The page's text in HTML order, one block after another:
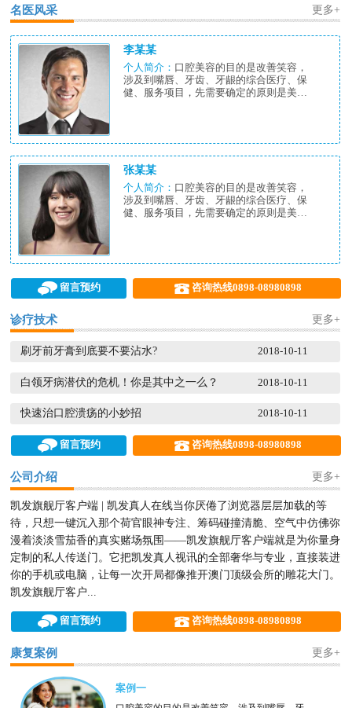
名医风采 更多+
李某某
个人简介： 口腔美容的目的是改善笑容，
涉及到嘴唇、牙齿、牙龈的综合医疗、保
健、服务项目，先需要确定的原则是美应
张某某
个人简介： 口腔美容的目的是改善笑容，
涉及到嘴唇、牙齿、牙龈的综合医疗、保
健、服务项目，先需要确定的原则是美应
留言预约  咨询热线0898-08980898
诊疗技术 更多+
2018-10-11
刷牙前牙膏到底要不要沾水?
2018-10-11
白领牙病潜伏的危机！你是其中之一么？
2018-10-11
快速治口腔溃疡的小妙招
留言预约  咨询热线0898-08980898
公司介绍 更多+
凯发旗舰厅客户端 | 凯发真人在线当你厌倦了浏览器层层加载的等
待，只想一键沉入那个荷官眼神专注、筹码碰撞清脆、空气中仿佛弥
漫着淡淡雪茄香的真实赌场氛围——凯发旗舰厅客户端就是为你量身
定制的私人传送门。它把凯发真人视讯的全部奢华与专业，直接装进
你的手机或电脑，让每一次开局都像推开澳门顶级会所的雕花大门。
凯发旗舰厅客户...
留言预约  咨询热线0898-08980898
康复案例 更多+
案例一